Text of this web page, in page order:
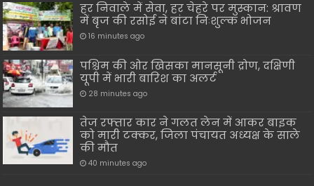
हर निवाले में सेवा, हर चेहरे पर मुस्कान: श्रावण
में बृज की रसोई ने बांटा निःशुल्क भोजन
16 minutes ago
पश्चिम की ओर खिसका मानसूनी द्रोण, दक्षिणी
यूपी में भारी बारिश का अलर्ट
28 minutes ago
तेज रफ्तार कार ने गलत लेन में आकर बाइक
को मारी टक्कर, जिला पंचायत अध्यक्ष के साले
की मौत
40 minutes ago